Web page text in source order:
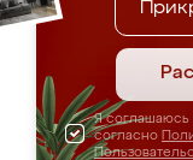
Я соглашаюсь
согласно